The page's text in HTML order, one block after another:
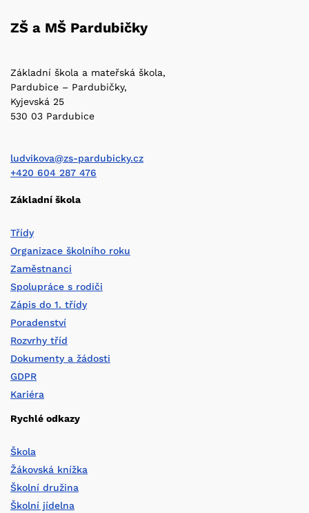
ZŠ a MŠ Pardubičky
Základní škola a mateřská škola,
Pardubice – Pardubičky,
Kyjevská 25
530 03 Pardubice
ludvikova@zs-pardubicky.cz
+420 604 287 476
Základní škola
Třídy
Organizace školního roku
Zaměstnanci
Spolupráce s rodiči
Zápis do 1. třídy
Poradenství
Rozvrhy tříd
Dokumenty a žádosti
GDPR
Kariéra
Rychlé odkazy
Škola
Žákovská knížka
Školní družina
Školní jídelna